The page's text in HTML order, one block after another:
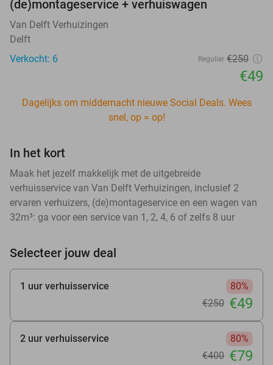
(de)montageservice + verhuiswagen
Van Delft Verhuizingen
Delft
Verkocht: 6
Regulier €250
€49
Dagelijks om middernacht nieuwe Social Deals. Wees
snel, op = op!
In het kort
Maak het jezelf makkelijk met de uitgebreide
verhuisservice van Van Delft Verhuizingen, inclusief 2
ervaren verhuizers, (de)montageservice en een wagen van
32m³: ga voor een service van 1, 2, 4, 6 of zelfs 8 uur
Selecteer jouw deal
1 uur verhuisservice
80%
€250 €49
2 uur verhuisservice
80%
€400 €79